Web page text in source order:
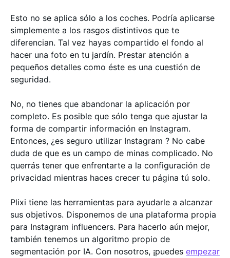
Esto no se aplica sólo a los coches. Podría aplicarse
simplemente a los rasgos distintivos que te
diferencian. Tal vez hayas compartido el fondo al
hacer una foto en tu jardín. Prestar atención a
pequeños detalles como éste es una cuestión de
seguridad.
No, no tienes que abandonar la aplicación por
completo. Es posible que sólo tenga que ajustar la
forma de compartir información en Instagram.
Entonces, ¿es seguro utilizar Instagram ? No cabe
duda de que es un campo de minas complicado. No
querrás tener que enfrentarte a la configuración de
privacidad mientras haces crecer tu página tú solo.
Plixi tiene las herramientas para ayudarle a alcanzar
sus objetivos. Disponemos de una plataforma propia
para Instagram influencers. Para hacerlo aún mejor,
también tenemos un algoritmo propio de
segmentación por IA. Con nosotros, ¡puedes empezar